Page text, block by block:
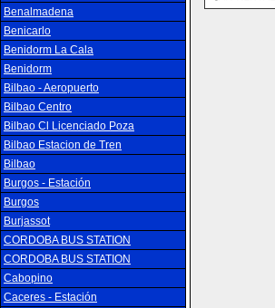
Benalmadena
Benicarlo
Benidorm La Cala
Benidorm
Bilbao - Aeropuerto
Bilbao Centro
Bilbao Cl Licenciado Poza
Bilbao Estacion de Tren
Bilbao
Burgos - Estación
Burgos
Burjassot
CORDOBA BUS STATION
CORDOBA BUS STATION
Cabopino
Caceres - Estación